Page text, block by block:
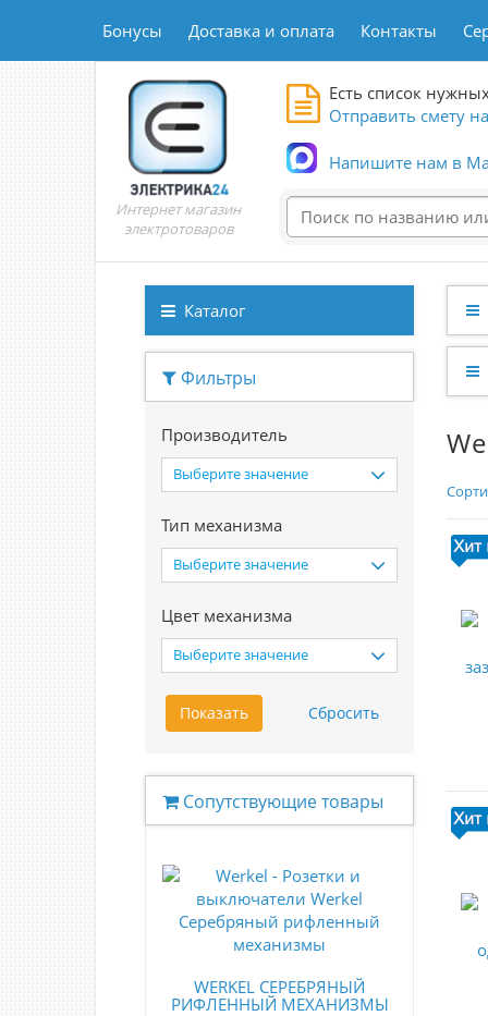
Бонусы Доставка и оплата Контакты
Интернет магазин
электротоваров
Есть список
Отправить смету
Напишите нам в
Каталог
Фильтры
Производитель
Выберите значение
Тип механизма
Выберите значение
Цвет механизма
Выберите значение
Сопутствующие товары
WERKEL СЕРЕБРЯНЫЙ
РИФЛЕННЫЙ МЕХАНИЗМЫ